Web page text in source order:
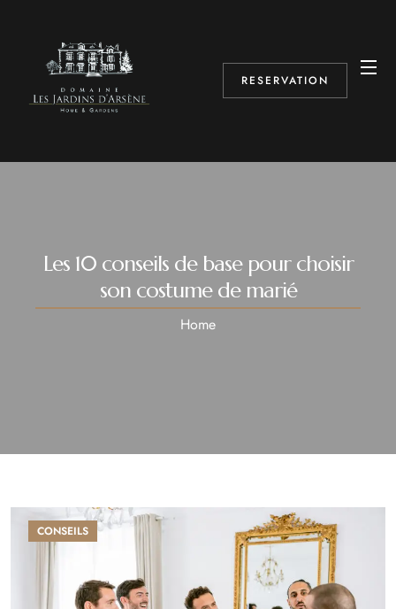
RESERVATION
Les 10 conseils de base pour choisir
son costume de marié
Home
CONSEILS